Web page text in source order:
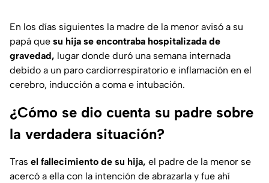
En los días siguientes la madre de la menor avisó a su
papá que su hija se encontraba hospitalizada de
gravedad, lugar donde duró una semana internada
debido a un paro cardiorrespiratorio e inflamación en el
cerebro, inducción a coma e intubación.
¿Cómo se dio cuenta su padre sobre
la verdadera situación?
Tras el fallecimiento de su hija, el padre de la menor se
acercó a ella con la intención de abrazarla y fue ahí